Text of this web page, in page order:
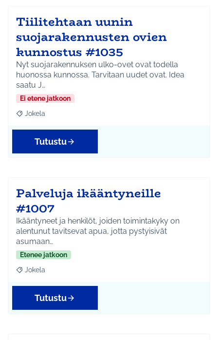
Tiilitehtaan uunin
suojarakennusten ovien
kunnostus #1035
Nyt suojarakennuksen ulko-ovet ovat todella
huonossa kunnossa. Tarvitaan uudet ovat. Idea
saatu J…
Ei etene jatkoon
Rajaa tulokset aihepiirin mukaan: Jokela
Jokela
Tutustu
Palveluja ikääntyneille
#1007
Ikääntyneet ja henkilöt, joiden toimintakyky on
alentunut tavitsevat apua, jotta pystyisivät
asumaan…
Etenee jatkoon
Rajaa tulokset aihepiirin mukaan: Jokela
Jokela
Tutustu